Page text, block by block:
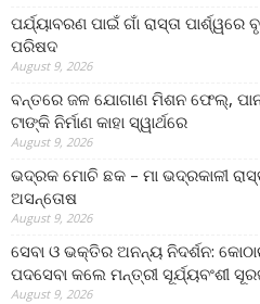
ପର୍ଯ୍ୟାବରଣ ପାଇଁ ଗାଁ ରାସ୍ତା
ପରିଷଦ
August 9, 2026
ବନ୍ତରେ ଜଳ ଯୋଗାଣ ମିଶନ ଫେଲ୍‌,
ଟାଙ୍କି ନିର୍ମାଣ କାହା ସ୍ୱାର୍ଥରେ
August 9, 2026
ଭଦ୍ରକ ମୋଚି ଛକ – ମା ଭଦ୍ରକାଳୀ
ଅସନ୍ତୋଷ
August 9, 2026
ସେବା ଓ ଭକ୍ତିର ଅନନ୍ୟ ନିଦର୍ଶନ:
ପଦସେବା କଲେ ମନ୍ତ୍ରୀ ସୂର୍ଯ୍ୟବଂଶୀ
August 9, 2026